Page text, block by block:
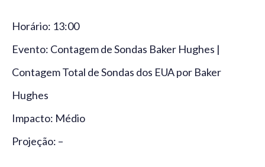
Horário: 13:00
Evento: Contagem de Sondas Baker Hughes |
Contagem Total de Sondas dos EUA por Baker
Hughes
Impacto: Médio
Projeção: –